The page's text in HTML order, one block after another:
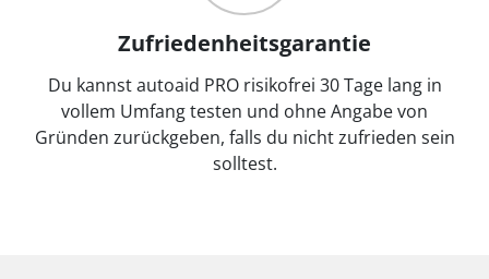
Zufriedenheitsgarantie
Du kannst autoaid PRO risikofrei 30 Tage lang in
vollem Umfang testen und ohne Angabe von
Gründen zurückgeben, falls du nicht zufrieden sein
solltest.